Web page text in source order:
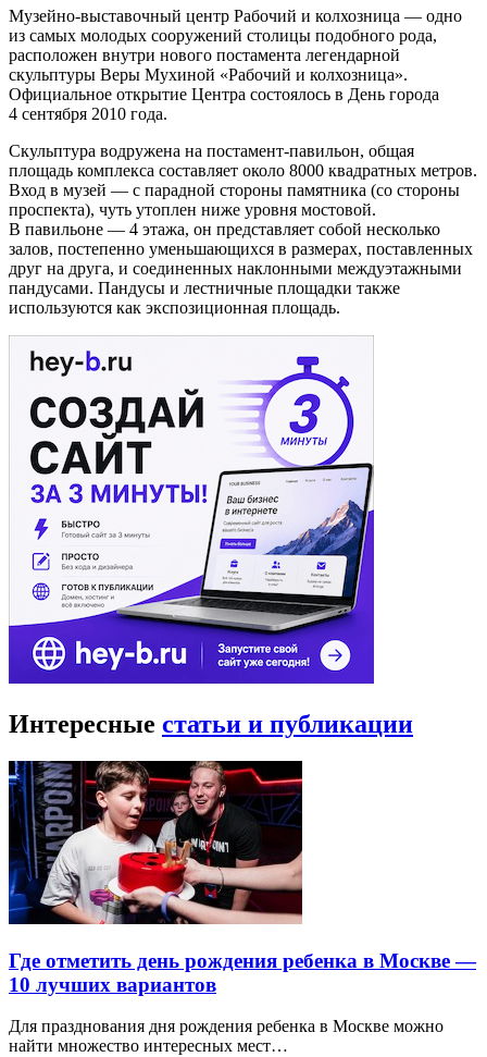
Музейно-выставочный центр Рабочий и колхозница — одно
из самых молодых сооружений столицы подобного рода,
расположен внутри нового постамента легендарной
скульптуры Веры Мухиной «Рабочий и колхозница».
Официальное открытие Центра состоялось в День города
4 сентября 2010 года.
Скульптура водружена на постамент-павильон, общая
площадь комплекса составляет около 8000 квадратных метров.
Вход в музей — с парадной стороны памятника (со стороны
проспекта), чуть утоплен ниже уровня мостовой.
В павильоне — 4 этажа, он представляет собой несколько
залов, постепенно уменьшающихся в размерах, поставленных
друг на друга, и соединенных наклонными междуэтажными
пандусами. Пандусы и лестничные площадки также
используются как экспозиционная площадь.
Интересные статьи и публикации
Где отметить день рождения ребенка в Москве —
10 лучших вариантов
Для празднования дня рождения ребенка в Москве можно
найти множество интересных мест…